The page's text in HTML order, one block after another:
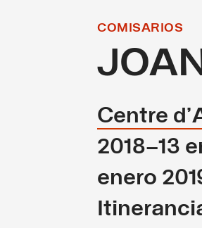
COMISARIOS
Centre
2018–13
enero